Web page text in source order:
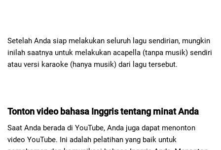
Setelah Anda siap melakukan seluruh lagu sendirian, mungkin
inilah saatnya untuk melakukan acapella (tanpa musik) sendiri
atau versi karaoke (hanya musik) dari lagu tersebut.
Tonton video bahasa Inggris tentang minat Anda
Saat Anda berada di YouTube, Anda juga dapat menonton
video YouTube. Ini adalah pelatihan yang baik untuk